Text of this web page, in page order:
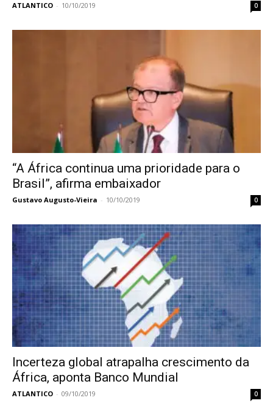
ATLANTICO - 10/10/2019 0
“A África continua uma prioridade para o
Brasil”, afirma embaixador
Gustavo Augusto-Vieira - 10/10/2019 0
Incerteza global atrapalha crescimento da
África, aponta Banco Mundial
ATLANTICO - 09/10/2019 0